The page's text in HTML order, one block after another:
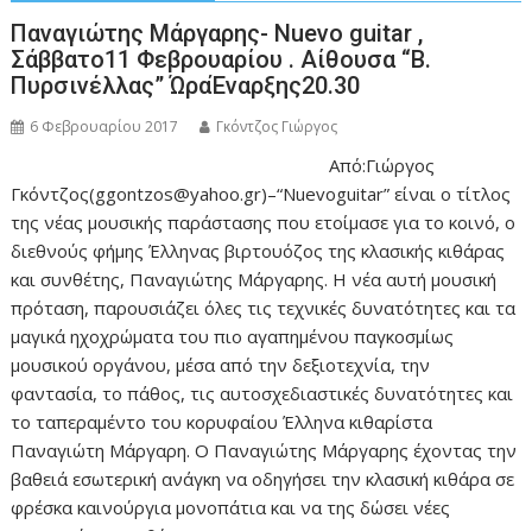
Παναγιώτης Μάργαρης- Nuevo guitar ,
Σάββατο11 Φεβρουαρίου . Αίθουσα “Β.
Πυρσινέλλας” ΏραΈναρξης20.30
6 Φεβρουαρίου 2017 Γκόντζος Γιώργος
Από:Γιώργος
Γκόντζος(ggontzos@yahoo.gr)–“Nuevoguitar” είναι ο τίτλος
της νέας μουσικής παράστασης που ετοίμασε για το κοινό, ο
διεθνούς φήμης Έλληνας βιρτουόζος της κλασικής κιθάρας
και συνθέτης, Παναγιώτης Μάργαρης. Η νέα αυτή μουσική
πρόταση, παρουσιάζει όλες τις τεχνικές δυνατότητες και τα
μαγικά ηχοχρώματα του πιο αγαπημένου παγκοσμίως
μουσικού οργάνου, μέσα από την δεξιοτεχνία, την
φαντασία, το πάθος, τις αυτοσχεδιαστικές δυνατότητες και
το ταπεραμέντο του κορυφαίου Έλληνα κιθαρίστα
Παναγιώτη Μάργαρη. Ο Παναγιώτης Μάργαρης έχοντας την
βαθειά εσωτερική ανάγκη να οδηγήσει την κλασική κιθάρα σε
φρέσκα καινούργια μονοπάτια και να της δώσει νέες